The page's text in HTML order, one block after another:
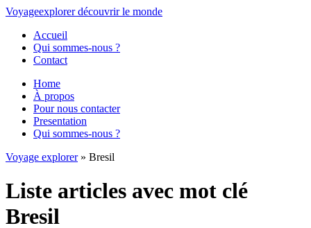
Voyageexplorer découvrirle monde
Accueil
Qui sommes-nous ?
Contact
Home
À propos
Pour nous contacter
Presentation
Qui sommes-nous ?
Voyage explorer» Bresil
Liste articles avec mot clé
Bresil